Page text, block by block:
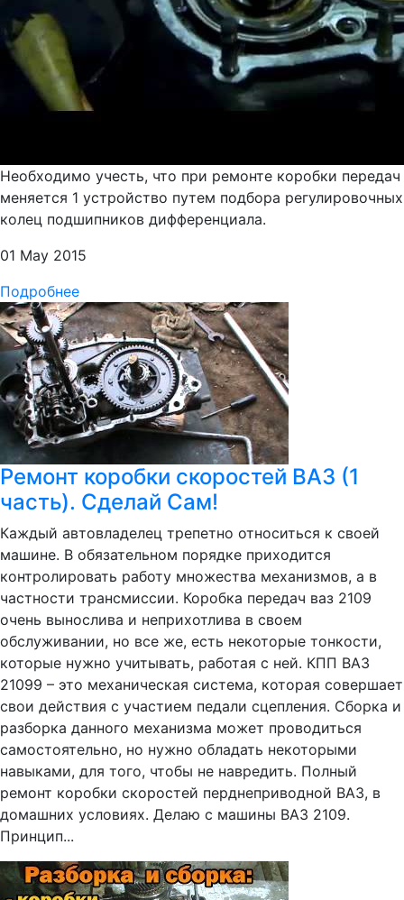
Необходимо учесть, что при ремонте коробки передач
меняется 1 устройство путем подбора регулировочных
колец подшипников дифференциала.
01 May 2015
Подробнее
Ремонт коробки скоростей ВАЗ (1
часть). Сделай Сам!
Каждый автовладелец трепетно относиться к своей
машине. В обязательном порядке приходится
контролировать работу множества механизмов, а в
частности трансмиссии. Коробка передач ваз 2109
очень вынослива и неприхотлива в своем
обслуживании, но все же, есть некоторые тонкости,
которые нужно учитывать, работая с ней. КПП ВАЗ
21099 – это механическая система, которая совершает
свои действия с участием педали сцепления. Сборка и
разборка данного механизма может проводиться
самостоятельно, но нужно обладать некоторыми
навыками, для того, чтобы не навредить. Полный
ремонт коробки скоростей перднеприводной ВАЗ, в
домашних условиях. Делаю с машины ВАЗ 2109.
Принцип...